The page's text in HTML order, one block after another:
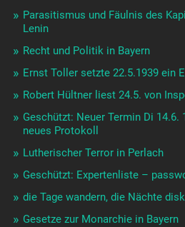
Parasitismus und Fäulnis des
Lenin
Recht und Politik in Bayern
Ernst Toller setzte 22.5.1939 ein
Robert Hültner liest 24.5. von
Geschützt: Neuer Termin Di 14.6.
neues Protokoll
Lutherischer Terror in Perlach
Geschützt: Expertenliste –
die Tage wandern, die Nächte
Gesetze zur Monarchie in Bayern